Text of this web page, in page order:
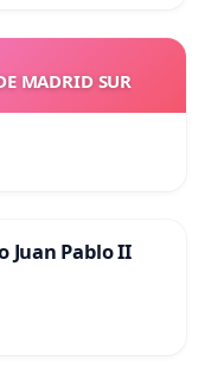
MADRID SUR
Juan Pablo II